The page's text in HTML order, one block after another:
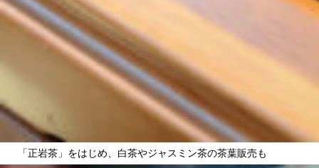
「正岩茶」をはじめ、白茶やジャスミン茶の茶葉販売も